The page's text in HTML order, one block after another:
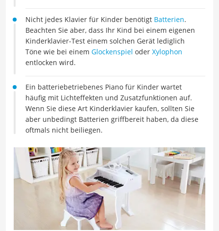
Nicht jedes Klavier für Kinder benötigt Batterien.
Beachten Sie aber, dass Ihr Kind bei einem eigenen
Kinderklavier-Test einem solchen Gerät lediglich
Töne wie bei einem Glockenspiel oder Xylophon
entlocken wird.
Ein batteriebetriebenes Piano für Kinder wartet
häufig mit Lichteffekten und Zusatzfunktionen auf.
Wenn Sie diese Art Kinderklavier kaufen, sollten Sie
aber unbedingt Batterien griffbereit haben, da diese
oftmals nicht beiliegen.